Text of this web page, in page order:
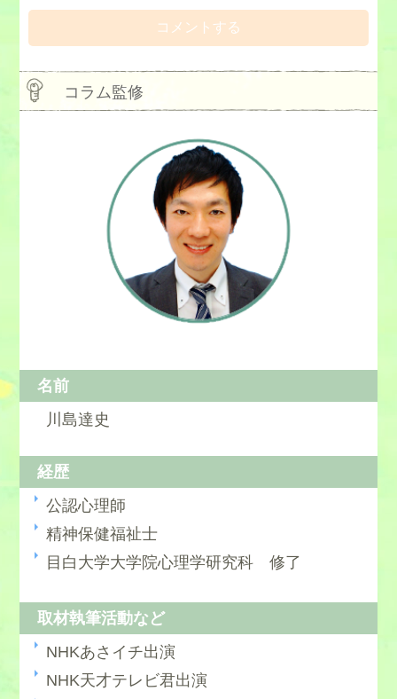
コラム監修
名前
川島達史
経歴
公認心理師
精神保健福祉士
目白大学大学院心理学研究科 修了
取材執筆活動など
NHKあさイチ出演
NHK天才テレビ君出演